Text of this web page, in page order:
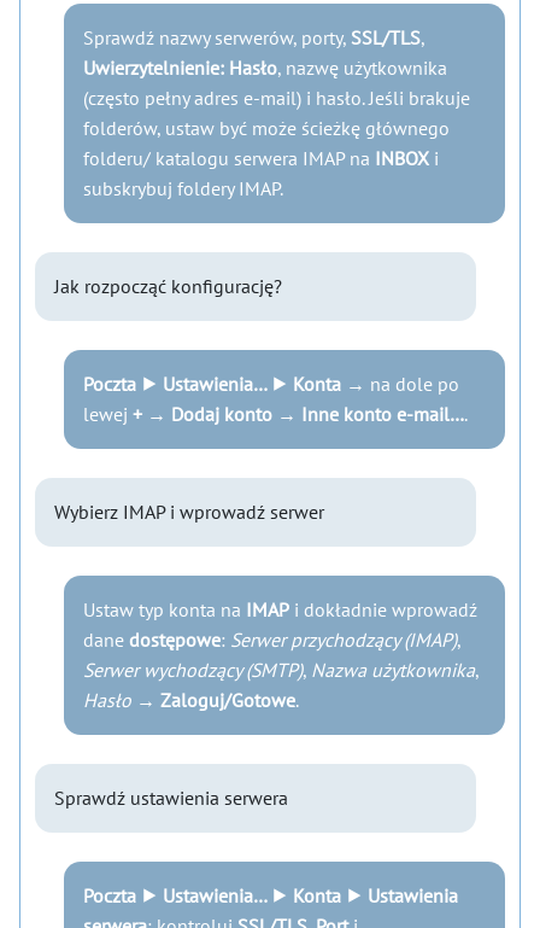
Sprawdź nazwy serwerów, porty, SSL/TLS,
Uwierzytelnienie: Hasło, nazwę użytkownika
(często pełny adres e-mail) i hasło. Jeśli brakuje
folderów, ustaw być może ścieżkę głównego
folderu/ katalogu serwera IMAP na INBOX i
subskrybuj foldery IMAP.
Jak rozpocząć konfigurację?
Poczta ⯈ Ustawienia… ⯈ Konta → na dole po
lewej + → Dodaj konto → Inne konto e-mail….
Wybierz IMAP i wprowadź serwer
Ustaw typ konta na IMAP i dokładnie wprowadź
dane dostępowe: Serwer przychodzący (IMAP),
Serwer wychodzący (SMTP), Nazwa użytkownika,
Hasło → Zaloguj/Gotowe.
Sprawdź ustawienia serwera
Poczta ⯈ Ustawienia… ⯈ Konta ⯈ Ustawienia